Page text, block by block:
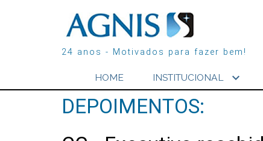
24 anos - Motivados para fazer bem!
HOME INSTITUCIONAL expand_more
DEPOIMENTOS: